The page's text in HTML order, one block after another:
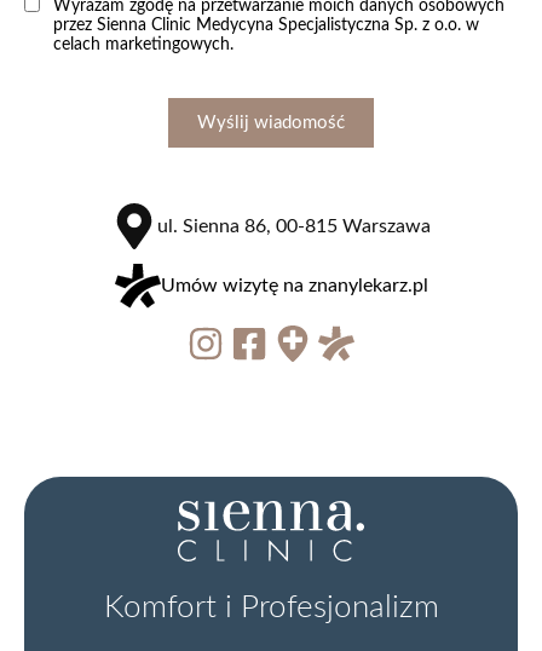
Wyrażam zgodę na przetwarzanie moich danych osobowych
przez Sienna Clinic Medycyna Specjalistyczna Sp. z o.o. w
celach marketingowych.
Wyślij wiadomość
ul. Sienna 86, 00-815 Warszawa
Umów wizytę na znanylekarz.pl
Komfort i Profesjonalizm